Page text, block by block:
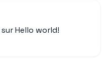
surHello world!